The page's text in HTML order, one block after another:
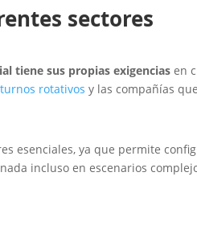
sectores
tiene sus propias exigencias en
turnos rotativos y las compañías
esenciales, ya que permite
incluso en escenarios